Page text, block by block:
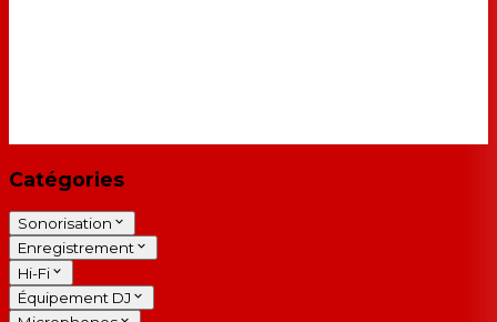
Catégories
Sonorisation
Enregistrement
Hi-Fi
Équipement DJ